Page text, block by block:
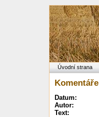
Úvodní strana
Komentáře
Datum:
Autor:
Text: